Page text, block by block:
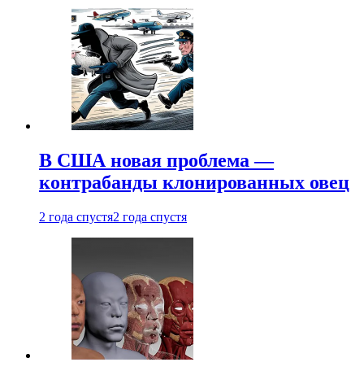
В США новая проблема —
контрабанды клонированных овец
2 года спустя2 года спустя